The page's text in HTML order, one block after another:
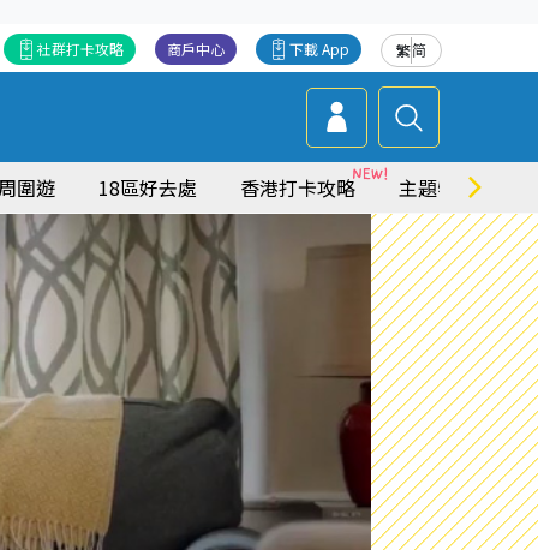
繁简
下載 App
商戶中心
社群打卡攻略
圍遊 18區好去處 香港打卡攻略 主題特集